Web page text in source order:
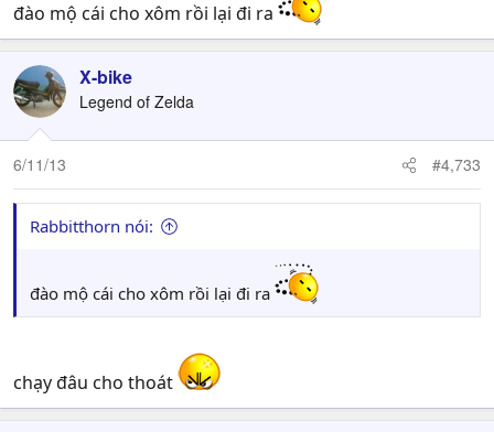
đào mộ cái cho xôm rồi lại đi ra
X-bike
Legend of Zelda
6/11/13 #4,733
Rabbitthorn nói:
đào mộ cái cho xôm rồi lại đi ra
chạy đâu cho thoát